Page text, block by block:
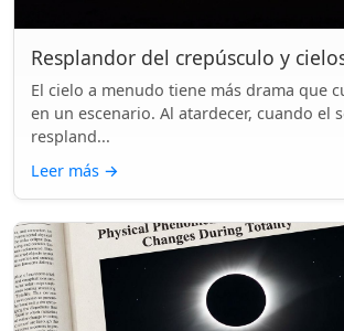
Resplandor del crepúsculo y
El cielo a menudo tiene más drama que
en un escenario. Al atardecer, cuando el
respland...
Leer más →